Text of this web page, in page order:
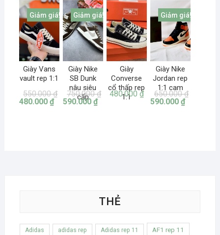
Giảm giá!
Giày Vans
vault rep 1:1
550.000₫
480.000 ₫
Giảm giá!
Giày Nike
SB Dunk
nâu siêu
cấp
750.000₫
590.000 ₫
Giày
Converse
cổ thấp rep
1:1
480.000 ₫
Giảm giá!
Giày Nike
Jordan rep
1:1 cam
650.000₫
590.000 ₫
THẺ
Adidas adidas rep Adidas rep 11 AF1 rep 11